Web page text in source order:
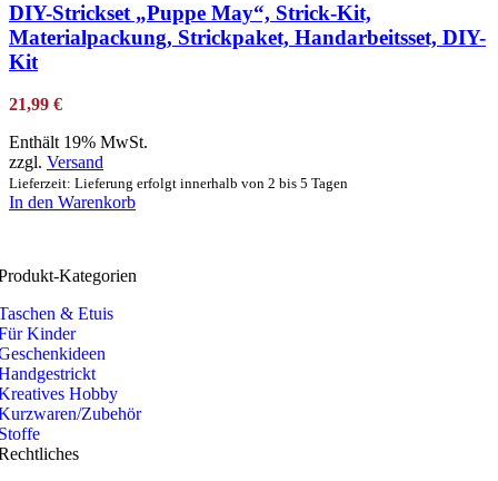
DIY-Strickset „Puppe May“, Strick-Kit,
Materialpackung, Strickpaket, Handarbeitsset, DIY-
Kit
21,99 €
Enthält 19% MwSt.
zzgl. Versand
Lieferzeit: Lieferung erfolgt innerhalb von 2 bis 5 Tagen
In den Warenkorb
Kategorien
& Etuis
Kinder
Hobby
Zubehör